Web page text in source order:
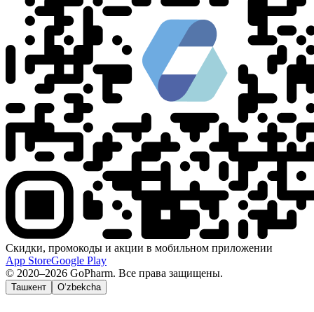
Скидки, промокоды и акции в мобильном приложении
App StoreGoogle Play
© 2020–2026 GoPharm. Все права защищены.
Ташкент O‘zbekcha